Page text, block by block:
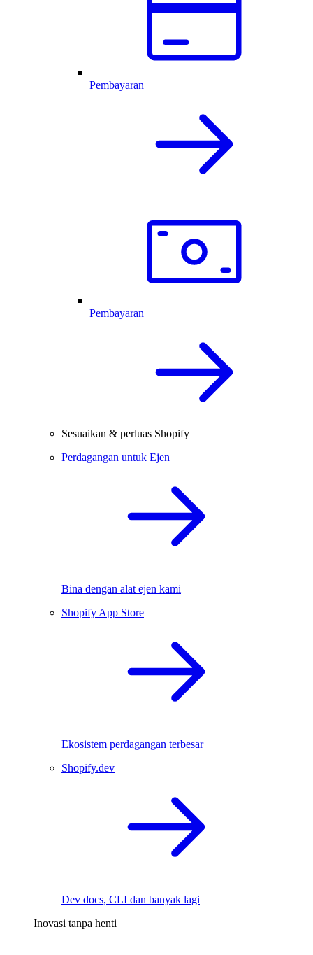
Pembayaran
Pembayaran
Sesuaikan & perluas Shopify
Perdagangan untuk Ejen
Bina dengan alat ejen kami
Shopify App Store
Ekosistem perdagangan terbesar
Shopify.dev
Dev docs, CLI dan banyak lagi
Inovasi tanpa henti